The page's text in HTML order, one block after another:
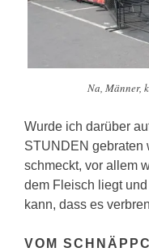
Na, Männer,
Wurde ich darüber
STUNDEN gebraten
schmeckt, vor allem
dem Fleisch liegt
kann, dass es
VOM